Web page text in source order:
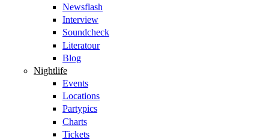
Newsflash
Interview
Soundcheck
Literatour
Blog
Nightlife
Events
Locations
Partypics
Charts
Tickets